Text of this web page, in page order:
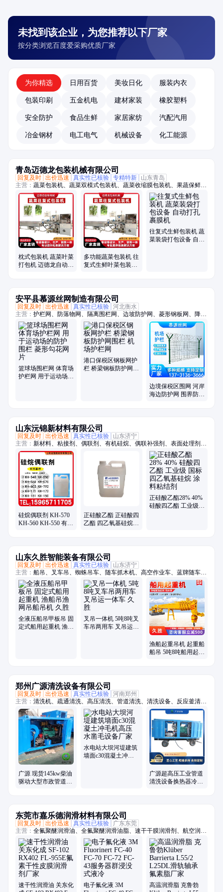
未找到该企业，为您推荐以下厂家
按分类浏览百度爱采购优质厂家
为你精选 日用百货 美妆日化 服装内衣
包装印刷 五金机电 建材家装 橡胶塑料
安全防护 食品生鲜 家居家纺 汽配汽用
冶金钢材 电工电气 机械设备 化工能源
青岛迈德龙包装机械有限公司
回复及时 出价迅速 真实性已核验 专精特新
山东青岛
主营： 蔬菜包装机、蔬菜双模式包装机、蔬菜收缩膜包装机、果蔬保鲜膜
包装机、托盒果蔬包装机、生鲜包装机、保鲜包装机、蔬菜高速包装机、
称重贴标机、冬瓜定量切片机
枕式包装机 蔬菜叶菜
打包机 迈德龙自动生
多功能蔬菜包装机 往
复式生鲜叶菜包装设
往复式生鲜包装机 蔬
菜装袋打包设备 自动
安平县慕源丝网制造有限公司
回复及时 出价迅速 真实性已核验 河北衡水
主营： 护栏网、防落物网、隔离围栏网、边坡防护网、菱形钢板网、降噪
隔音墙、户外吸音板、桥梁防护网、防落物围栏网、篮球场围栏网、柔性
钢丝绳网、斜坡防落石网、光伏电站围栏、高架桥梁隔音屏、保税区围界
篮球场围栏网 体育场
护栏网 用于运动场的
港口保税区钢板网护
栏 桥梁钢板防护网围
边境保税区围网 河岸
海边防护网 围界防逃
山东沅锦新材料有限公司
回复及时 出价迅速 真实性已核验
山东济宁
主营： 新材料、粘接剂、偶联剂、有机硅烷、偶联补强剂、表面处理剂、
橡胶硅质填料
硅烷偶联剂 KH-570
KH-560 KH-550 有机
正硅酸乙酯 正硅酸四
乙酯 四乙氧基硅烷
正硅酸乙酯28% 40%
硅酸四乙酯 工业级
山东久胜智能装备有限公司
回复及时 出价迅速 真实性已核验
山东济宁
主营： 船吊、叉车吊、蜘蛛吊车、随车抓木机、高空作业车、蓝牌随车
吊、折臂吊、随车挖、履带蜘蛛吊、吊挖一体机、三轮随车吊、履带随车
吊、三轮吊、履带随车挖、履带吊车、船用起重机、拖拉机平板吊、履带
随车抓、下葬车、四不像吊车、车载吊机、抓木机、拖拉机吊钻一体机、
小吊车、装载机
全液压船吊甲板吊 固
定式船用起重机 渔船
叉吊一体机 5吨8吨叉
车吊两用车 叉吊运一
渔船起重吊机 起重船
船吊 5吨8吨船用起重
郑州广源清洗设备有限公司
回复及时 出价迅速 真实性已核验 河南郑州
主营： 清洗机、疏通清洗、高压清洗、管道清洗、清洗设备、反应釜清
洗、超高压、冲毛机、铝模板、拉毛机、混凝土、换热器、高压水、柴油
驱动、锅炉管道、电机驱动、船体除锈、管道疏通、除锈除漆、钢坯除
磷、电驱动高压、水除磷系统、水喷砂除锈、冷凝器管道、下水道疏通
广源 现货145kw柴油
驱动大型市政管道清
水电站大坝河堤建筑
墙面c30混凝土冲毛
广源超高压工业管道
清洗设备换热器冷凝
东莞市嘉乐德润滑材料有限公司
回复及时 出价迅速 真实性已核验
广东东莞
主营： 全氟聚醚润滑油、全氟聚醚润滑油脂、速干干膜润滑剂、航空润滑
油脂、-70至1400度润滑油脂、轴承润滑油脂、齿轮润滑油脂、螺丝螺栓
润滑油脂、抗咬合防卡剂、高真空密封硅脂、电子氟化冷却液、疏水涂层
涂料、一比一平替进口品牌系列油脂
速干性润滑油 关东化
电子氟化液 3M
高温润滑脂 克鲁勃